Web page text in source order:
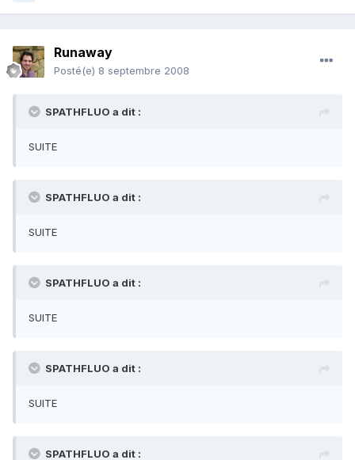
Runaway
Posté(e) 8 septembre 2008
SPATHFLUO a dit :
SUITE
SPATHFLUO a dit :
SUITE
SPATHFLUO a dit :
SUITE
SPATHFLUO a dit :
SUITE
SPATHFLUO a dit :